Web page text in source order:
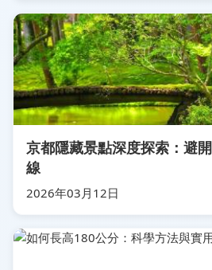
京都隱藏景點深度探索：避
線
2026年03月12日